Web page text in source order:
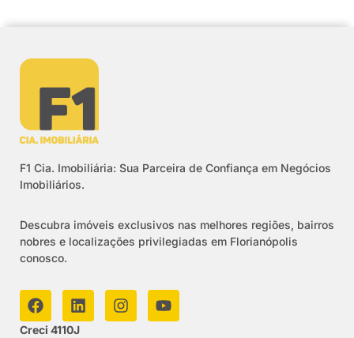
F1 Cia. Imobiliária: Sua Parceira de Confiança em Negócios
Imobiliários.
Descubra imóveis exclusivos nas melhores regiões, bairros
nobres e localizações privilegiadas em Florianópolis
conosco.
Creci 4110J